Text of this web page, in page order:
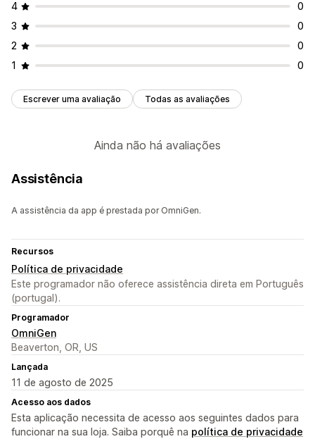
4
0
3
0
2
0
1
0
Escrever uma avaliação Todas as avaliações
Ainda não há avaliações
Assistência
A assistência da app é prestada por OmniGen.
Recursos
Política de privacidade
Este programador não oferece assistência direta em Português
(portugal).
Programador
OmniGen
Beaverton, OR, US
Lançada
11 de agosto de 2025
Acesso aos dados
Esta aplicação necessita de acesso aos seguintes dados para
funcionar na sua loja. Saiba porquê na política de privacidade